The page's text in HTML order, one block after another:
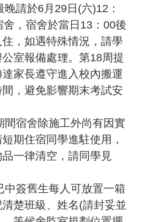
請於6月29日(六)12：
，宿舍於當日13：00後
，如遇特殊情況，請學
室報備處理。第18周提
家長遵守進入校內搬運
，避免影響期末考試安
間宿舍除施工外尚有因實
期住宿同學進駐使用，
一律清空，請同學見
中簽舊生每人可放置一箱
楚班級、姓名(請封妥並